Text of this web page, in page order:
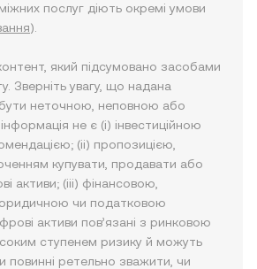
послуг діють окремі умови
).
який підсумовано засобами
Зверніть увагу, що надана
неточною, неповною або
не є (i) інвестиційною
(ii) пропозицією,
купувати, продавати або
активи; (iii) фінансовою,
чи податковою
активи пов’язані з ринковою
ступенем ризику й можуть
повинні ретельно зважити, чи